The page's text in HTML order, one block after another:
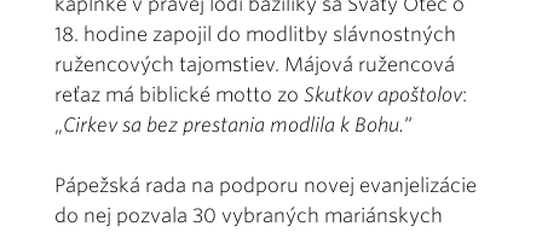
18. hodine zapojil do modlitby slávnostných
ružencových tajomstiev. Májová ružencová
reťaz má biblické motto zo Skutkov apoštolov:
„Cirkev sa bez prestania modlila k Bohu.“
Pápežská rada na podporu novej evanjelizácie
do nej pozvala 30 vybraných mariánskych